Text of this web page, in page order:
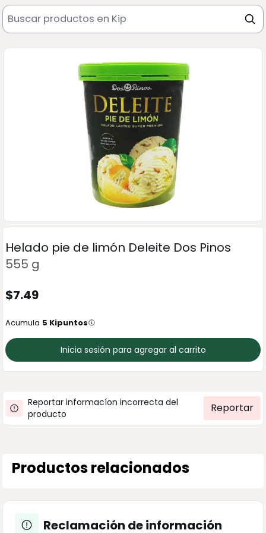
Helado pie de limón Deleite Dos Pinos
555 g
$7.49
Acumula 5 Kipuntos
Inicia sesión para agregar al carrito
Reportar informacíon incorrecta del
producto
Reportar
Productos relacionados
Reclamación de información